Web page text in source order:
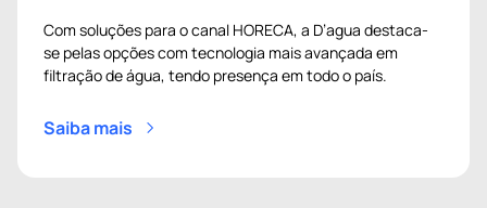
Com soluções para o canal HORECA, a D’agua destaca-
se pelas opções com tecnologia mais avançada em
filtração de água, tendo presença em todo o país.
Saiba mais